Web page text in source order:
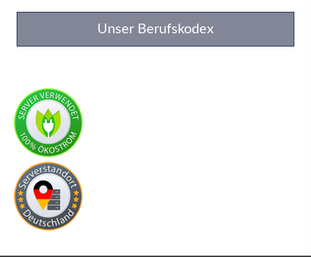
Unser Berufskodex